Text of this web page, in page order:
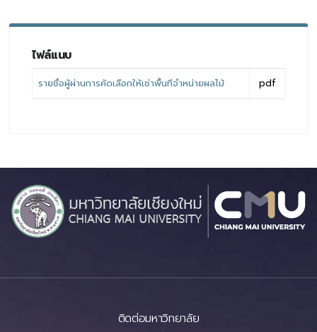
ไฟล์แนบ
รายชื่อผู้ผ่านการคัดเลือกให้เช่าพื้นทีจำหน่ายผลไม้ pdf
ติดต่อมหาวิทยาลัย